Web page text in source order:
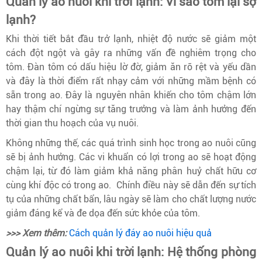
lạnh?
Khi thời tiết bắt đầu trở lạnh, nhiệt độ nước sẽ giảm một
cách đột ngột và gây ra những vấn đề nghiêm trọng cho
tôm. Đàn tôm có dấu hiệu lờ đờ, giảm ăn rõ rệt và yếu dần
và đây là thời điểm rất nhạy cảm với những mầm bệnh có
sẵn trong ao. Đây là nguyên nhân khiến cho tôm chậm lớn
hay thậm chí ngừng sự tăng trưởng và làm ảnh hưởng đến
thời gian thu hoạch của vụ nuôi.
Không những thế, các quá trình sinh học trong ao nuôi cũng
sẽ bị ảnh hưởng. Các vi khuẩn có lợi trong ao sẽ hoạt động
chậm lại, từ đó làm giảm khả năng phân huỷ chất hữu cơ
cùng khí độc có trong ao. Chính điều này sẽ dẫn đến sự tích
tụ của những chất bẩn, lâu ngày sẽ làm cho chất lượng nước
giảm đáng kể và đe dọa đến sức khỏe của tôm.
>>> Xem thêm: Cách quản lý đáy ao nuôi hiệu quả
Quản lý ao nuôi khi trời lạnh: Hệ thống phòng